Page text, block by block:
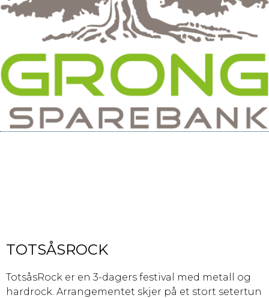
TOTSÅSROCK
TotsåsRock er en 3-dagers festival med metall og
hardrock. Arrangementet skjer på et stort setertun